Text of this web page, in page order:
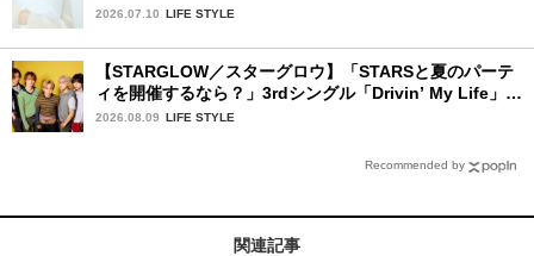
2026.07.10 LIFE STYLE
【STARGLOW／スターグロウ】「STARSと夏のパーテ
ィを開催するなら？」3rdシングル「Drivin’ My Life」リ
リース記念インタビュー！
2026.08.09 LIFE STYLE
Recommended by
関連記事